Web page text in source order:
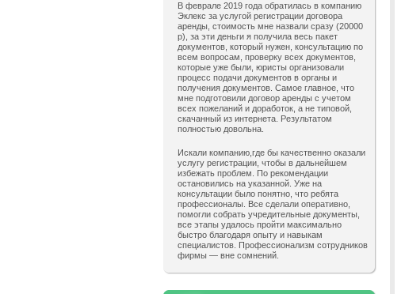
В феврале 2019 года обратилась в компанию
Эклекс за услугой регистрации договора
аренды, стоимость мне назвали сразу (20000
р), за эти деньги я получила весь пакет
документов, который нужен, консультацию по
всем вопросам, проверку всех документов,
которые уже были, юристы организовали
процесс подачи документов в органы и
получения документов. Самое главное, что
мне подготовили договор аренды с учетом
всех пожеланий и доработок, а не типовой,
скачанный из интернета. Результатом
полностью довольна.
Искали компанию,где бы качественно оказали
услугу регистрации, чтобы в дальнейшем
избежать проблем. По рекомендации
остановились на указанной. Уже на
консультации было понятно, что ребята
профессионалы. Все сделали оперативно,
помогли собрать учредительные документы,
все этапы удалось пройти максимально
быстро благодаря опыту и навыкам
специалистов. Профессионализм сотрудников
фирмы — вне сомнений.